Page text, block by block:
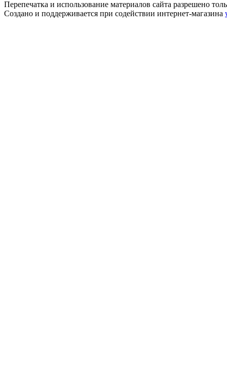
Перепечатка и использование материалов сайта разрешено
Создано и поддерживается при содействии интернет-магазина